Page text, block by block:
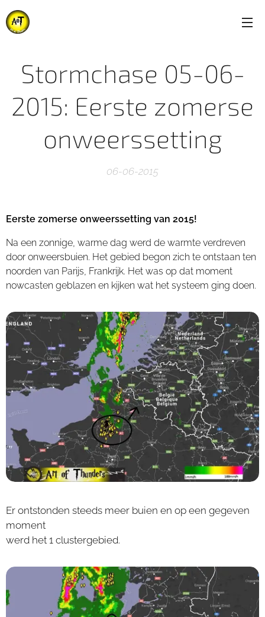
Stormchase 05-06-
2015: Eerste zomerse
onweerssetting
06-06-2015
Eerste zomerse onweerssetting van 2015!
Na een zonnige, warme dag werd de warmte verdreven
door onweersbuien. Het gebied begon zich te ontstaan ten
noorden van Parijs, Frankrijk. Het was op dat moment
nowcasten geblazen en kijken wat het systeem ging doen.
Er ontstonden steeds meer buien en op een gegeven
moment
werd het 1 clustergebied.